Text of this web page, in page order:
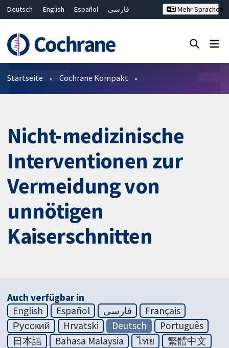
Deutsch English Español
فارسی
Bahasa Malaysia
ไทย
繁體中文
简体中文
Mehr Sprachen
Filter
Startseite Cochrane Kompakt
Nicht-medizinische
Interventionen zur
Vermeidung von
unnötigen
Kaiserschnitten
Auch verfügbar in
English
Español فارسی
Français
Русский
Hrvatski Deutsch
Português
日本語
Bahasa Malaysia ไทย
繁體中文